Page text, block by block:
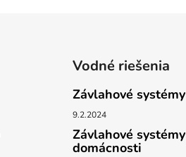
Vodné riešenia
Závlahové
9.2.2024
Závlahové
domácnosti